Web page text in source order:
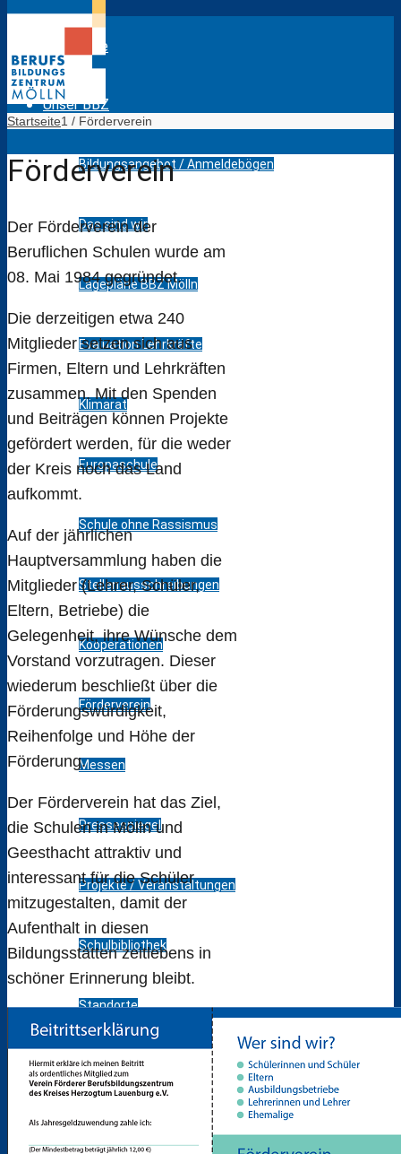
Startseite
Unser BBZ
Bildungsangebot / Anmeldebögen
Das sind wir
Lagepläne BBZ Mölln
Evaluation Lehrkräfte
Klimarat
Europaschule
Schule ohne Rassismus
Stellenausschreibungen
Kooperationen
Förderverein
Messen
Pressespiegel
Projekte / Veranstaltungen
Schulbibliothek
Standorte
Bildungsangebot
Anmeldebögen
Startseite1 / Förderverein
Förderverein
Der Förderverein der
Beruflichen Schulen wurde am
08. Mai 1984 gegründet.
Die derzeitigen etwa 240
Mitglieder setzen sich aus
Firmen, Eltern und Lehrkräften
zusammen. Mit den Spenden
und Beiträgen können Projekte
gefördert werden, für die weder
der Kreis noch das Land
aufkommt.
Auf der jährlichen
Hauptversammlung haben die
Mitglieder (Lehrer, Schüler,
Eltern, Betriebe) die
Gelegenheit, ihre Wünsche dem
Vorstand vorzutragen. Dieser
wiederum beschließt über die
Förderungswürdigkeit,
Reihenfolge und Höhe der
Förderung.
Der Förderverein hat das Ziel,
die Schulen in Mölln und
Geesthacht attraktiv und
interessant für die Schüler
mitzugestalten, damit der
Aufenthalt in diesen
Bildungsstätten zeitlebens in
schöner Erinnerung bleibt.